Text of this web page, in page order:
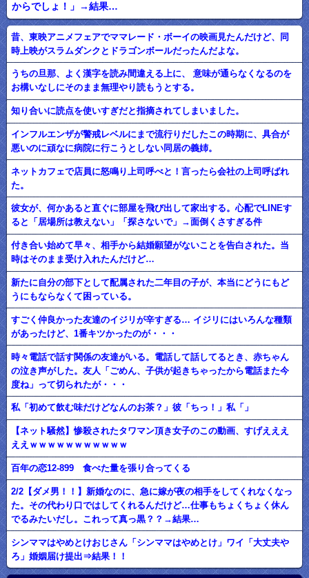
からでしょ！」→結果…
昔、東映アニメフェアでママレード・ボーイの映画見たんだけど、同
時上映がスラムダンクとドラゴンボールだったんだよな。
うちの旦那、よく漢字を読み間違える上に、 意味が通らなくなるのを
お構いなしにそのまま無理やり読もうとする。
知り合いに読点を使いすぎだと指摘されてしまいました。
インフルエンザが警戒レベルにまで流行りだしたこの時期に、具合が
悪いのに頑なに病院に行こうとしない同居の義姉。
ネットカフェで店員に怒鳴り上司呼べと！言ったら会社の上司呼ばれ
た。
彼女が、何かあると直ぐに部屋を飛び出して家出する。心配でLINEす
ると「居場所は教えない」「探さないで」→面倒くさすぎる件
付き合い始めて早々、相手から結婚願望がないことを告白された。当
時はそのまま受け入れたんだけど…
新たに自分の部下として配属された二年目の子が、本当にどうにもど
うにもならなくて困っている。
すごく仲良かった友達のイジリが辛すぎる… イジリにはいろんな種類
があったけど、1番キツかったのが・・・
時々電話で話す関係の友達がいる。電話して話してるとき、赤ちゃん
の泣き声がした。友人「ごめん、子供が起きちゃったから電話また今
度ね」って切られたが・・・
私「初めて飲む味だけどなんのお茶？」彼「ちっ！」私「」
【ネット騒然】惨殺されたタワマン頂き女子のこの動画、すげえええ
ええｗｗｗｗｗｗｗｗｗｗｗ
百年の恋12-899 食べた量を張り合ってくる
2/2【ダメ男！！】新婚なのに、急に嫁が夜の相手をしてくれなくなっ
た。その代わり口ではしてくれるんだけど…仕事もちょくちょく休ん
でるみたいだし。これって真っ黒？？→結果…
シンママはやめとけおじさん「シンママはやめとけ」ワイ「大丈夫や
ろ」婚姻届け提出⇒結果！！